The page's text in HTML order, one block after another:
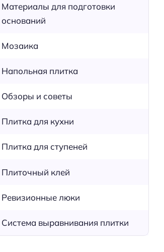
Материалы для подготовки
оснований
Мозаика
Напольная плитка
Обзоры и советы
Плитка для кухни
Плитка для ступеней
Плиточный клей
Ревизионные люки
Система выравнивания плитки